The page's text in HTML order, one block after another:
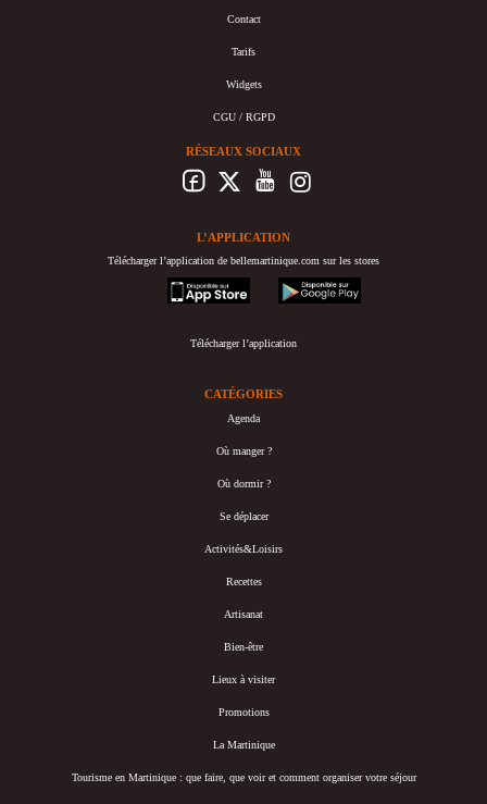
Contact
Tarifs
Widgets
CGU / RGPD
RÉSEAUX SOCIAUX
L’APPLICATION
Télécharger l’application de bellemartinique.com sur les stores
appstore
googleplay
Télécharger l’application
CATÉGORIES
Agenda
Où manger ?
Où dormir ?
Se déplacer
Activités&Loisirs
Recettes
Artisanat
Bien-être
Lieux à visiter
Promotions
La Martinique
Tourisme en Martinique : que faire, que voir et comment organiser votre séjour